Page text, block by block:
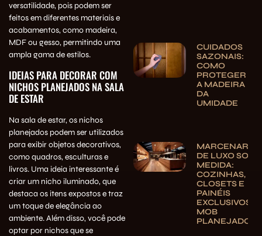
versatilidade, pois podem ser
feitos em diferentes materiais e
acabamentos, como madeira,
MDF ou gesso, permitindo uma
ampla gama de estilos.
IDEIAS PARA DECORAR COM
NICHOS PLANEJADOS NA SALA
DE ESTAR
Na sala de estar, os nichos
planejados podem ser utilizados
para exibir objetos decorativos,
como quadros, esculturas e
livros. Uma ideia interessante é
criar um nicho iluminado, que
destaca os itens expostos e traz
um toque de elegância ao
ambiente. Além disso, você pode
optar por nichos que se
CUIDADOS
SAZONAIS:
COMO
PROTEGER
A MADEIRA
DA
UMIDADE
MARCENARIA
DE LUXO SOB
MEDIDA:
COZINHAS,
CLOSETS E
PAINÉIS
EXCLUSIVOS |
MOB
PLANEJADOS